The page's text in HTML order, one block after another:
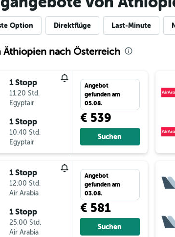
Option Direktflüge Last-Minute
Äthiopien nach Österreich
1 Stopp
11:20 Std.
Egyptair
1 Stopp
10:40 Std.
Egyptair
Angebot
gefunden am
05.08.
€ 539
Suchen
1 Stopp
12:00 Std.
Air Arabia
1 Stopp
25:00 Std.
Air Arabia
Angebot
gefunden am
03.08.
€ 581
Suchen